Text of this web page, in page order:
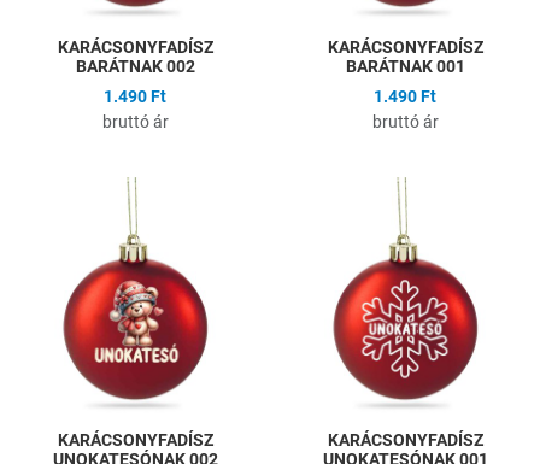
KARÁCSONYFADÍSZ
BARÁTNAK 002
1.490 Ft
bruttó ár
KARÁCSONYFADÍSZ
BARÁTNAK 001
1.490 Ft
bruttó ár
Hozzáadás a kívánságlistához
Gyors nézet
KARÁCSONYFADÍSZ
UNOKATESÓNAK 002
KARÁCSONYFADÍSZ
UNOKATESÓNAK 001